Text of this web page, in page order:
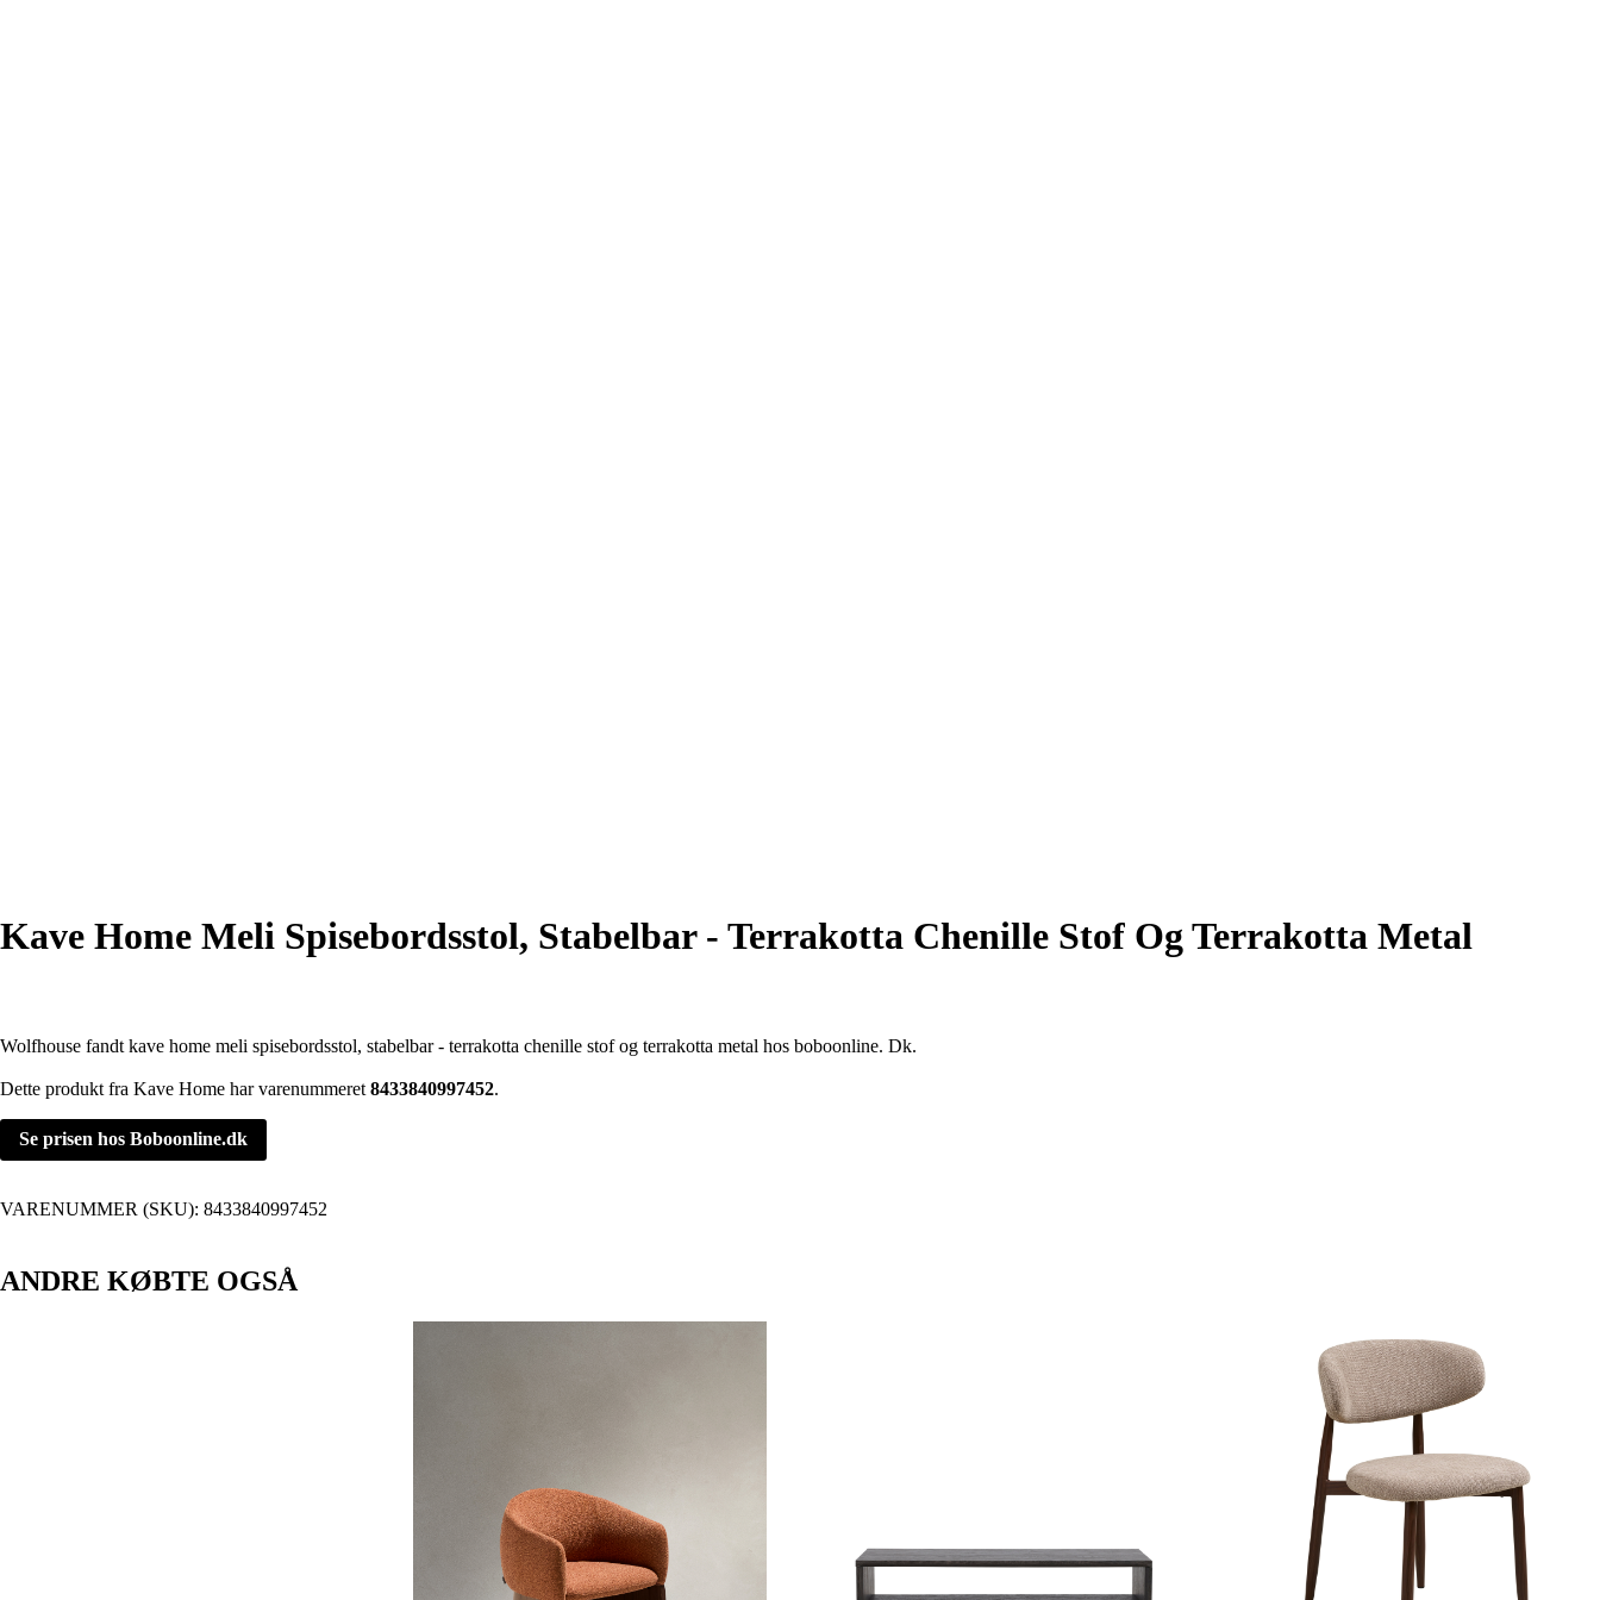
Kave Home Meli Spisebordsstol, Stabelbar - Terrakotta Chenille Stof Og Terrakotta Metal
Wolfhouse fandt kave home meli spisebordsstol, stabelbar - terrakotta chenille stof og terrakotta metal hos boboonline. Dk.
Dette produkt fra Kave Home har varenummeret 8433840997452.
Se prisen hos Boboonline.dk
VARENUMMER (SKU): 8433840997452
ANDRE KØBTE OGSÅ